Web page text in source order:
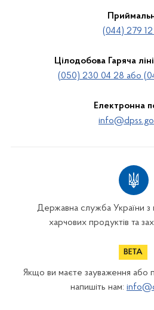
(044) 279 12
Цілодобова Гаряча
(050) 230 04 28 або
Електронна
Державна служба України з
харчових продуктів та
Якщо ви маєте зауваження або
напишіть нам: